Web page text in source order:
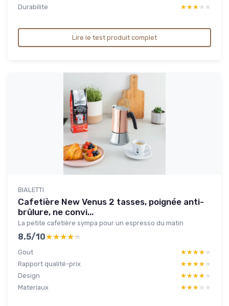
Durabilite
★★★★★
★★★★★
Lire le test produit complet
BIALETTI
Cafetière New Venus 2 tasses, poignée anti-
brûlure, ne convi...
La petite cafetière sympa pour un espresso du matin
8.5/10★★★★★
★★★★★
Gout ★★★★★
★★★★★
Rapport qualité-prix
★★★★★
★★★★★
Design
★★★★★
★★★★★
Materiaux
★★★★★
★★★★★